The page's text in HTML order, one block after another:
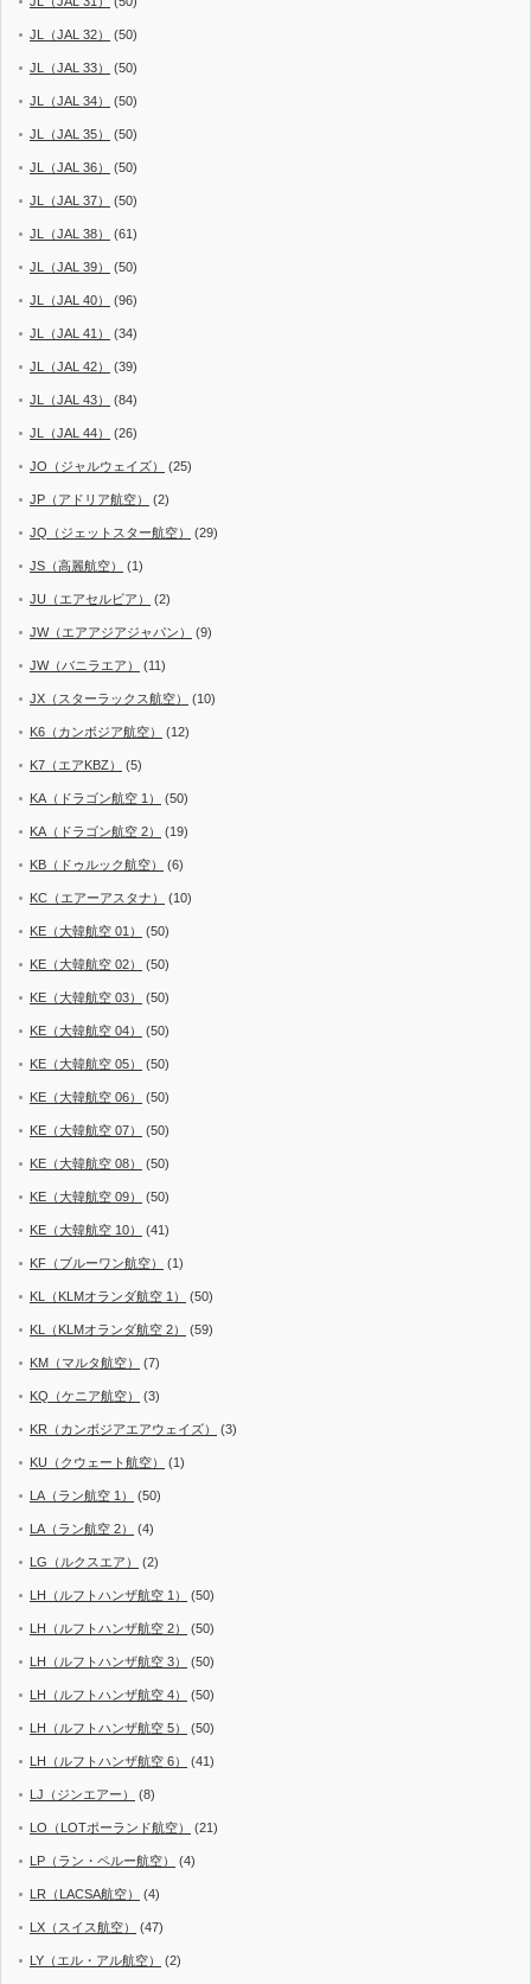
JL（JAL 32） (50)
JL（JAL 33） (50)
JL（JAL 34） (50)
JL（JAL 35） (50)
JL（JAL 36） (50)
JL（JAL 37） (50)
JL（JAL 38） (61)
JL（JAL 39） (50)
JL（JAL 40） (96)
JL（JAL 41） (34)
JL（JAL 42） (39)
JL（JAL 43） (84)
JL（JAL 44） (26)
JO（ジャルウェイズ） (25)
JP（アドリア航空） (2)
JQ（ジェットスター航空） (29)
JS（高麗航空） (1)
JU（エアセルビア） (2)
JW（エアアジアジャパン） (9)
JW（バニラエア） (11)
JX（スターラックス航空） (10)
K6（カンボジア航空） (12)
K7（エアKBZ） (5)
KA（ドラゴン航空 1） (50)
KA（ドラゴン航空 2） (19)
KB（ドゥルック航空） (6)
KC（エアーアスタナ） (10)
KE（大韓航空 01） (50)
KE（大韓航空 02） (50)
KE（大韓航空 03） (50)
KE（大韓航空 04） (50)
KE（大韓航空 05） (50)
KE（大韓航空 06） (50)
KE（大韓航空 07） (50)
KE（大韓航空 08） (50)
KE（大韓航空 09） (50)
KE（大韓航空 10） (41)
KF（ブルーワン航空） (1)
KL（KLMオランダ航空 1） (50)
KL（KLMオランダ航空 2） (59)
KM（マルタ航空） (7)
KQ（ケニア航空） (3)
KR（カンボジアエアウェイズ） (3)
KU（クウェート航空） (1)
LA（ラン航空 1） (50)
LA（ラン航空 2） (4)
LG（ルクスエア） (2)
LH（ルフトハンザ航空 1） (50)
LH（ルフトハンザ航空 2） (50)
LH（ルフトハンザ航空 3） (50)
LH（ルフトハンザ航空 4） (50)
LH（ルフトハンザ航空 5） (50)
LH（ルフトハンザ航空 6） (41)
LJ（ジンエアー） (8)
LO（LOTポーランド航空） (21)
LP（ラン・ペルー航空） (4)
LR（LACSA航空） (4)
LX（スイス航空） (47)
LY（エル・アル航空） (2)